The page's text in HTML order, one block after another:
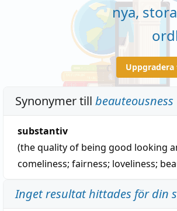
nya,
Synonymer till beauteousness
substantiv
(the quality of being good looking
comeliness; fairness; loveliness;
Inget resultat hittades för din